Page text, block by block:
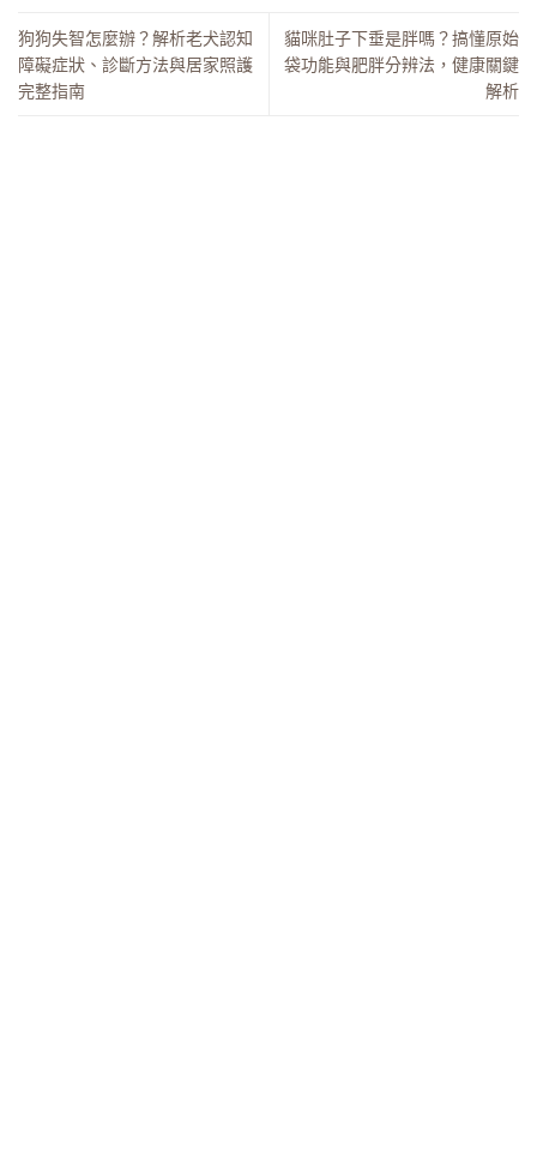
狗狗失智怎麼辦？解析老犬認知
障礙症狀、診斷方法與居家照護
完整指南
貓咪肚子下垂是胖嗎？搞懂原始
袋功能與肥胖分辨法，健康關鍵
解析